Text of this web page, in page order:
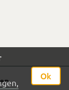
Ok